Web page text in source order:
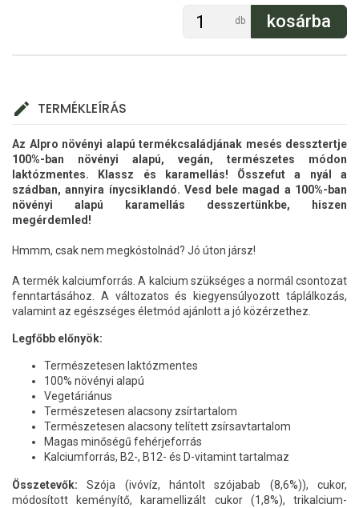
db
TERMÉKLEÍRÁS
Az Alpro növényi alapú termékcsaládjának mesés dessztertje
100%-ban növényi alapú, vegán, természetes módon
laktózmentes. Klassz és karamellás! Összefut a nyál a
szádban, annyira ínycsiklandó. Vesd bele magad a 100%-ban
növényi alapú karamellás desszertünkbe, hiszen
megérdemled!
Hmmm, csak nem megkóstolnád? Jó úton jársz!
A termék kalciumforrás. A kalcium szükséges a normál csontozat
fenntartásához. A változatos és kiegyensúlyozott táplálkozás,
valamint az egészséges életmód ajánlott a jó közérzethez.
Legfőbb előnyök:
Természetesen laktózmentes
100% növényi alapú
Vegetáriánus
Természetesen alacsony zsírtartalom
Természetesen alacsony telített zsírsavtartalom
Magas minőségű fehérjeforrás
Kalciumforrás, B2-, B12- és D-vitamint tartalmaz
Összetevők:Szója (ivóvíz, hántolt szójabab (8,6%)), cukor,
módosított keményítő, karamellizált cukor (1,8%), trikalcium-